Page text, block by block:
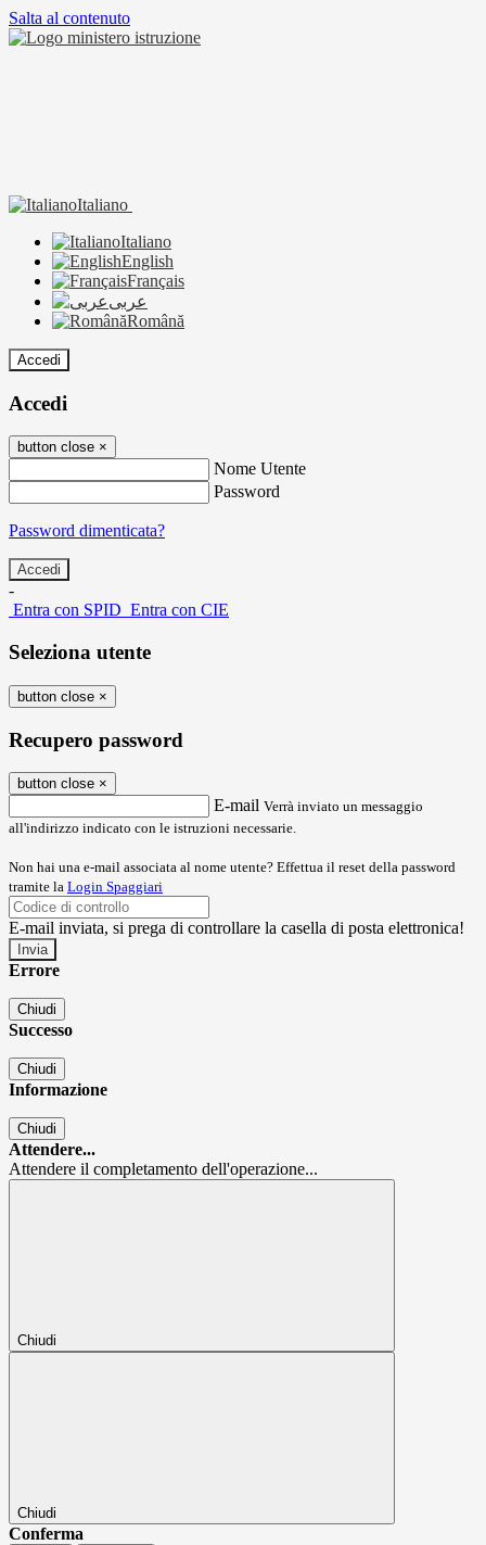
Salta al contenuto
Italiano
Italiano
English
Français
عربى
Română
Accedi
Accedi
button close ×
Nome Utente
Password
Password dimenticata?
-
Entra con SPID Entra con CIE
Seleziona utente
button close ×
Recupero password
button close ×
E-mail Verrà inviato un messaggio
all'indirizzo indicato con le istruzioni necessarie.
Non hai una e-mail associata al nome utente? Effettua il reset della password
tramite la Login Spaggiari
E-mail inviata, si prega di controllare la casella di posta elettronica!
Errore
Chiudi
Successo
Chiudi
Informazione
Chiudi
Attendere...
Attendere il completamento dell'operazione...
Chiudi
Chiudi
Conferma